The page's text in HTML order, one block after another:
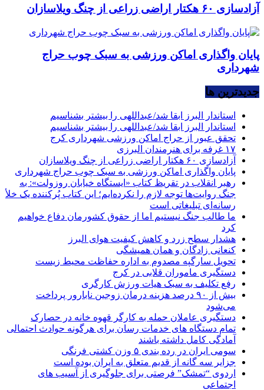
آزادسازی ۶۰ هکتار اراضی زراعی از چنگ ویلاسازان
پایان واگذاری اماکن ورزشی به سبک چوب حراج
شهرداری
جديدترين ها
استاندار البرز ابقا شد/عبداللهی را بیشتر بشناسیم
استاندار البرز ابقا شد/عبداللهی را بیشتر بشناسیم
تحقق عبور از حراج اماکن ورزشی شهرداری کرج
۱۷ غرفه برای هنرمندان البرزی
آزادسازی ۶۰ هکتار اراضی زراعی از چنگ ویلاسازان
پایان واگذاری اماکن ورزشی به سبک چوب حراج شهرداری
رهبر انقلاب در تقریظ کتاب «ایستگاه خیابان روزولت»: به
جنگ روایت‌ها توجه لازم را نکرده‌ایم؛ این کتاب پُرکننده‌ یک خلأ
رسانه‌ای تبلیغاتی است
ما طالب جنگ نیستیم اما از حقوق کشورمان دفاع خواهیم
کرد
هشدار سطح زرد و کاهش کیفیت هوای البرز
کنعانی زادگان و همان همیشگی
تحویل سارگپه مصدوم به اداره حفاظت محیط زیست
دستگیری ماموران قلابی در کرج
رفع تکلیف به سبک هیات ورزش کارگری
بیش از ۹۰ درصد هزینه درمان زوجین نابارور پرداخت
می‌شود
دستگیری عاملان حمله به کارگر قهوه خانه در حصارک
تمام دستگاه های خدمات رسان برای هرگونه حوادث احتمالی
آمادگی کامل داشته باشند
سومی ایران در رده بندی ۵ وزن کشتی فرنگی
جزایر سه گانه از قدیم متعلق به ایران بوده است
اردوی “تمشک” فرصتی برای جلوگیری از آسیب های
اجتماعی